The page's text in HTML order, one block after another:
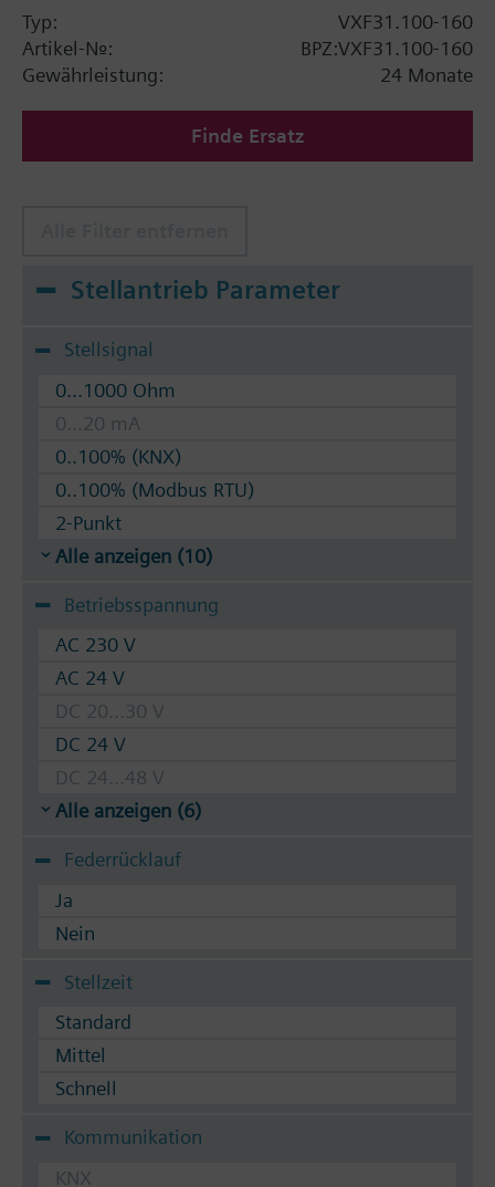
Typ:
VXF31.100-160
Artikel-Nr.:
BPZ:VXF31.100-160
Gewährleistung:
24 Monate
Finde Ersatz
Stellantrieb Parameter
Stellsignal
0...1000 Ohm
0...20 mA
0..100% (KNX)
0..100% (Modbus RTU)
2-Punkt
Alle anzeigen (10)
Betriebsspannung
AC 230 V
AC 24 V
DC 20...30 V
DC 24 V
DC 24...48 V
Alle anzeigen (6)
Federrücklauf
Ja
Nein
Stellzeit
Standard
Mittel
Schnell
Kommunikation
KNX